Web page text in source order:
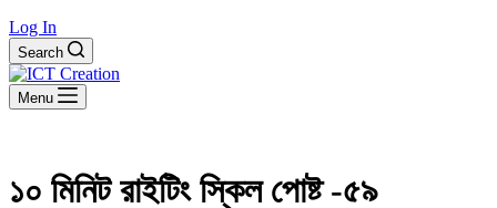
Log In
Search
Menu
১০ মিনিট রাইটিং স্কিল পোষ্ট -৫৯